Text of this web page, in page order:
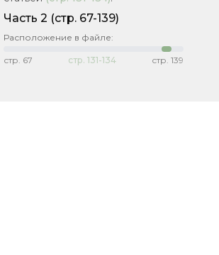
Часть 2 (стр. 67-139)
Расположение в файле:
стр. 67 стр. 131-134 стр. 139